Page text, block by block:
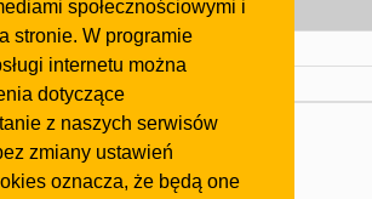
społecznościowymi i
stronie. W programie
internetu można
dotyczące
z naszych serwisów
zmiany ustawień
oznacza, że będą one
Strefa dla biznesu
Biura nieruchomości
Dealerzy i autokomisy
Skontaktuj się z nami
regulaminuiPolityki Prywatności.